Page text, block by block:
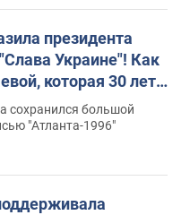
президента
Украине"! Как
которая 30 лет
сохранился большой
"Атланта-1996"